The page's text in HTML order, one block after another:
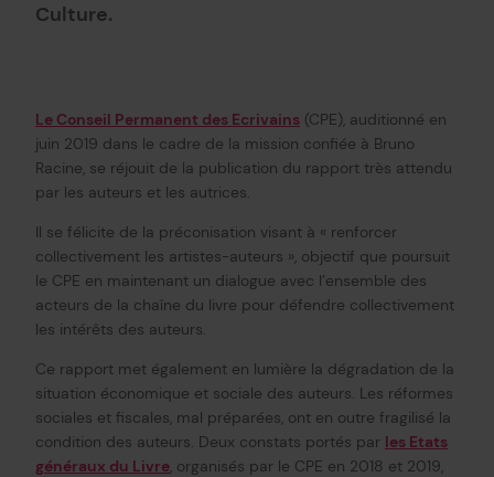
Culture.
Le Conseil Permanent des Ecrivains (CPE), auditionné en
juin 2019 dans le cadre de la mission confiée à Bruno
Racine, se réjouit de la publication du rapport très attendu
par les auteurs et les autrices.
Il se félicite de la préconisation visant à « renforcer
collectivement les artistes-auteurs », objectif que poursuit
le CPE en maintenant un dialogue avec l’ensemble des
acteurs de la chaîne du livre pour défendre collectivement
les intérêts des auteurs.
Ce rapport met également en lumière la dégradation de la
situation économique et sociale des auteurs. Les réformes
sociales et fiscales, mal préparées, ont en outre fragilisé la
condition des auteurs. Deux constats portés par les Etats
généraux du Livre, organisés par le CPE en 2018 et 2019,